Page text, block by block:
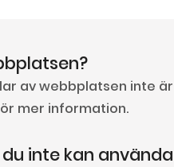
av webbplatsen inte
mer information.
inte kan